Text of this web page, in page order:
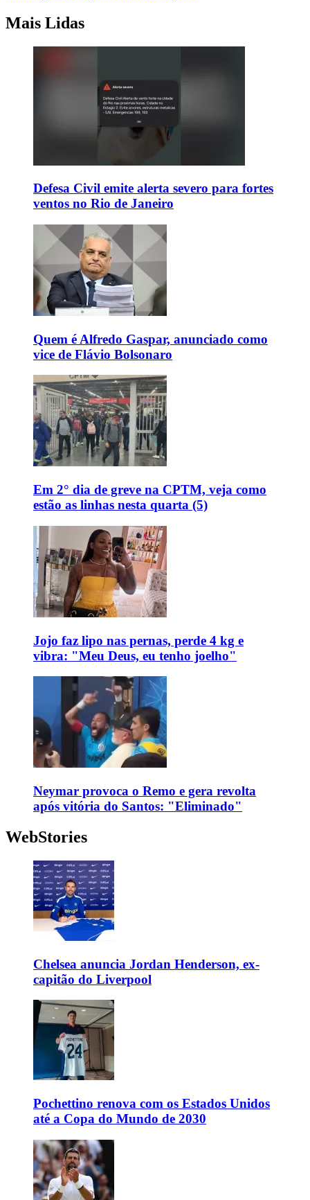
Mais Lidas
Defesa Civil emite alerta severo para fortes
ventos no Rio de Janeiro
Quem é Alfredo Gaspar, anunciado como
vice de Flávio Bolsonaro
Em 2° dia de greve na CPTM, veja como
estão as linhas nesta quarta (5)
Jojo faz lipo nas pernas, perde 4 kg e
vibra: "Meu Deus, eu tenho joelho"
Neymar provoca o Remo e gera revolta
após vitória do Santos: "Eliminado"
WebStories
Chelsea anuncia Jordan Henderson, ex-
capitão do Liverpool
Pochettino renova com os Estados Unidos
até a Copa do Mundo de 2030